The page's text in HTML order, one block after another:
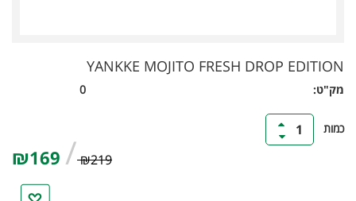
YANKKE MOJITO FRESH DROP EDITION
מק"ט:
כמות 1
0
₪219
/